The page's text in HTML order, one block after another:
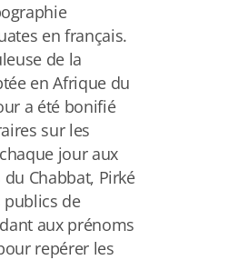
en français.
de la
en Afrique du
a été bonifié
sur les
jour aux
Chabbat, Pirké
publics de
aux prénoms
repérer les